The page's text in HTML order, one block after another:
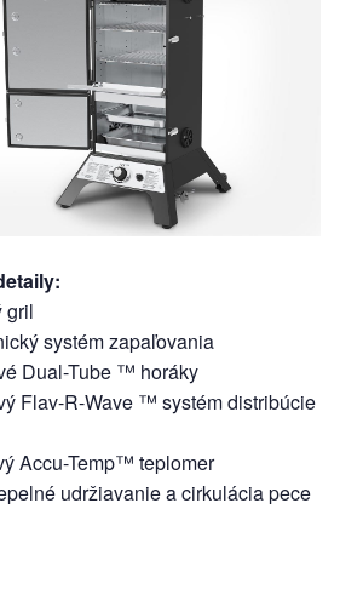
:
gril
systém zapaľovania
Dual-Tube ™ horáky
Flav-R-Wave ™ systém distribúcie
Accu-Temp™ teplomer
udržiavanie a cirkulácia pece